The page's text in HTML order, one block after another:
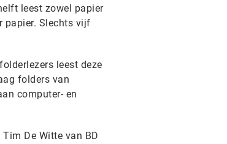
leest zowel papier
papier. Slechts vijf
leest deze
folders van
computer- en
De Witte van BD